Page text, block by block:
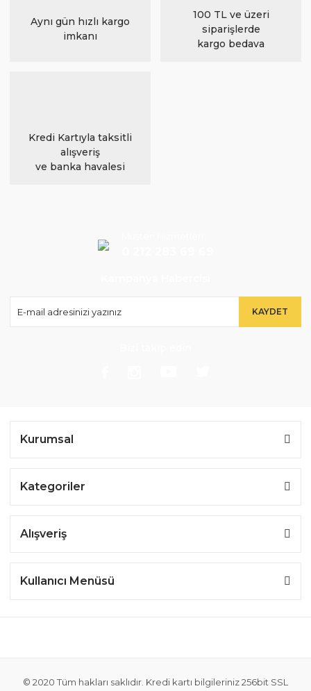
Aynı gün hızlı kargo
imkanı
100 TL ve üzeri
siparişlerde
kargo bedava
Kredi Kartıyla taksitli
alışveriş
ve banka havalesi
KAYDET
Kurumsal
Kategoriler
Alışveriş
Kullanıcı Menüsü
© 2020 Tüm hakları saklıdır. Kredi kartı bilgileriniz 256bit SSL